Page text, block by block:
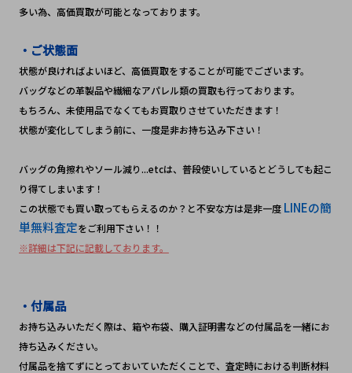
多い為、高価買取が可能となっております。
・ご状態面
状態が良ければよいほど、高価買取をすることが可能でございます。
バッグなどの革製品や繊細なアパレル類の買取も行っております。
もちろん、未使用品でなくてもお買取りさせていただきます！
状態が変化してしまう前に、一度是非お持ち込み下さい！
バッグの角擦れやソール減り...etcは、普段使いしているとどうしても起こ
り得てしまいます！
この状態でも買い取ってもらえるのか？と不安な方は是非一度 LINEの簡
単無料査定をご利用下さい！！
※詳細は下記に記載しております。
・付属品
お持ち込みいただく際は、箱や布袋、購入証明書などの付属品を一緒にお
持ち込みください。
付属品を捨てずにとっておいていただくことで、査定時における判断材料